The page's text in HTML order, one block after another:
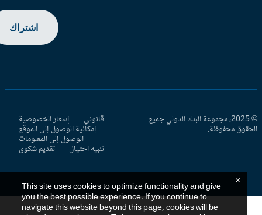
اشتراك
© 2025، مجموعة البنك الدولي جميع
محفوظة.
قانوني إشعار الخصوصية
إمكانية الوصول إلى الموقع
الوصول إلى المعلومات
تنبيه احتيال تقديم شكوى
This site uses cookies to optimize functionality and give
you the best possible experience. If you continue to
navigate this website beyond this page, cookies will be